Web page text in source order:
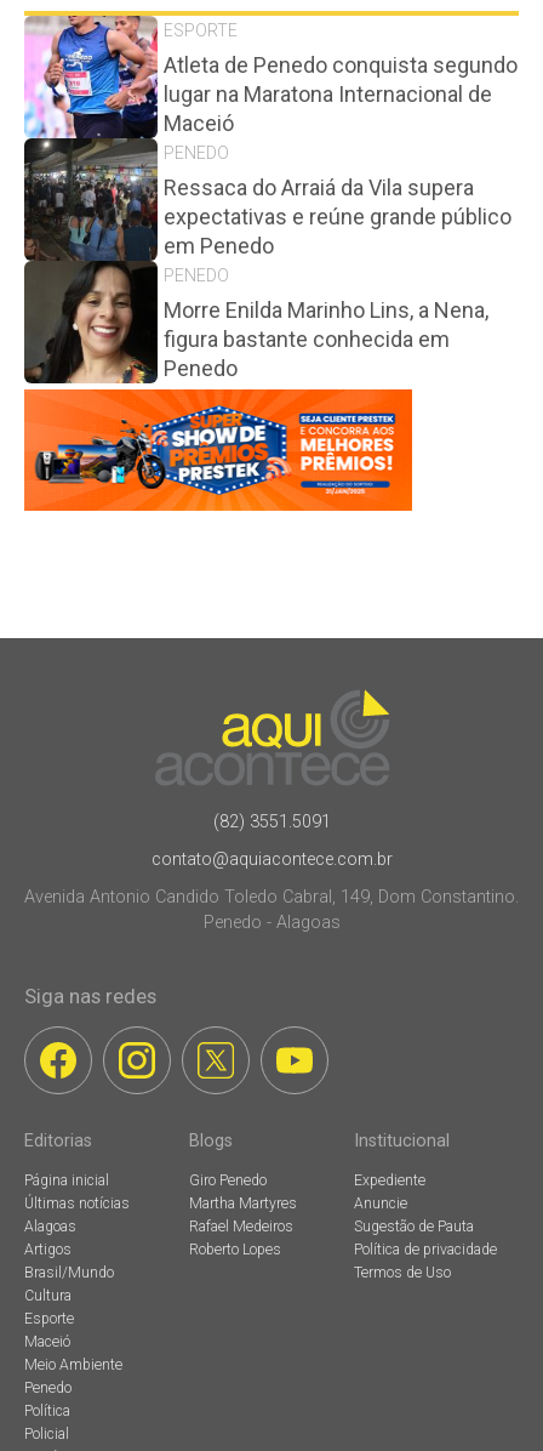
ESPORTE
Atleta de Penedo conquista segundo
lugar na Maratona Internacional de
Maceió
PENEDO
Ressaca do Arraiá da Vila supera
expectativas e reúne grande público
em Penedo
PENEDO
Morre Enilda Marinho Lins, a Nena,
figura bastante conhecida em
Penedo
(82) 3551.5091
contato@aquiacontece.com.br
Avenida Antonio Candido Toledo Cabral, 149, Dom Constantino.
Penedo - Alagoas
Siga nas redes
Editorias
Página inicial
Últimas notícias
Alagoas
Artigos
Brasil/Mundo
Cultura
Esporte
Maceió
Meio Ambiente
Penedo
Política
Policial
Blogs
Giro Penedo
Martha Martyres
Rafael Medeiros
Roberto Lopes
Institucional
Expediente
Anuncie
Sugestão de Pauta
Política de privacidade
Termos de Uso